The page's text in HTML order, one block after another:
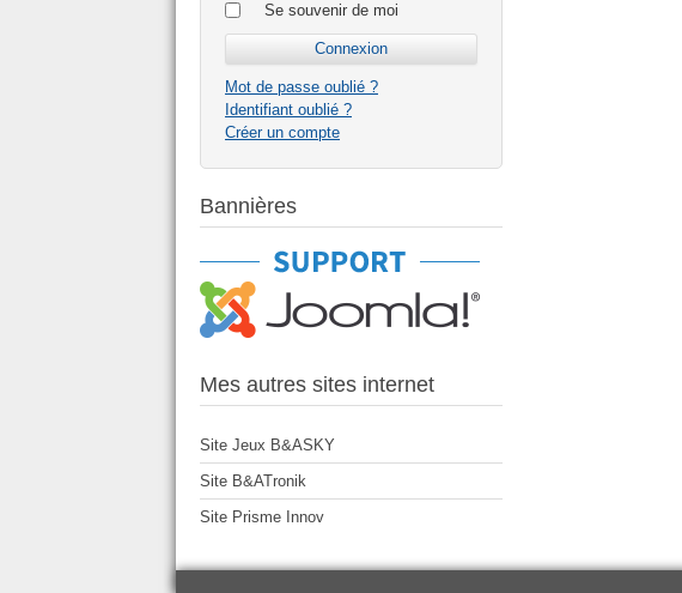
Se souvenir de moi
Mot de passe oublié ?
Identifiant oublié ?
Créer un compte
Bannières
Mes autres sites internet
Site Jeux B&ASKY
Site B&ATronik
Site Prisme Innov